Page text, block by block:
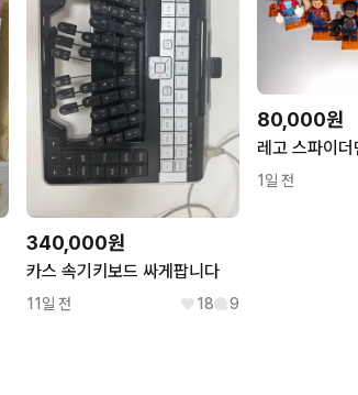
340,000원
카스 속기키보드 싸게팝니다
11일 전 18 9
80,000원
1일 전